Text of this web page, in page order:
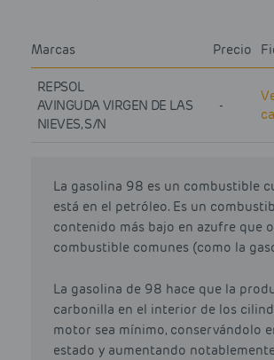
Marcas Precio
REPSOL
AVINGUDA VIRGEN DE LAS
NIEVES, S/N
-
La gasolina 98 es un combustible
está en el petróleo. Es un
contenido más bajo en azufre que
combustible comunes (como la
La gasolina de 98 hace que la
carbonilla en el interior de los
motor sea mínimo, conservándolo
estado y aumentando